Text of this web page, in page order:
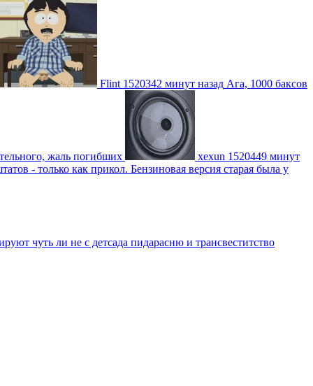
Flint 1520342 минут назад Ага, 1000 баксов
жаль погибших xexun 1520449 минут
- только как прикол. Бензиновая версия старая была у
чуть ли не с детсада пидарасню и трансвеститство